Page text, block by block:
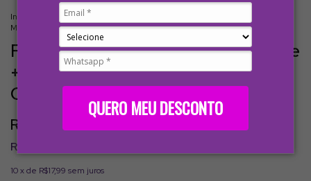
QUERO MEU DESCONTO
Início . Produtos para tratamentos
MyPhios - VIP Diamante + Muito Mais Liso + Renova Meu Cabelo MyPhios
Finalizadores MyPhios - VIP Diamante
+ Muito Mais Liso + Renova Meu
Cabelo MyPhios
R$179,90
R$170,91
10x de R$17,99 sem juros